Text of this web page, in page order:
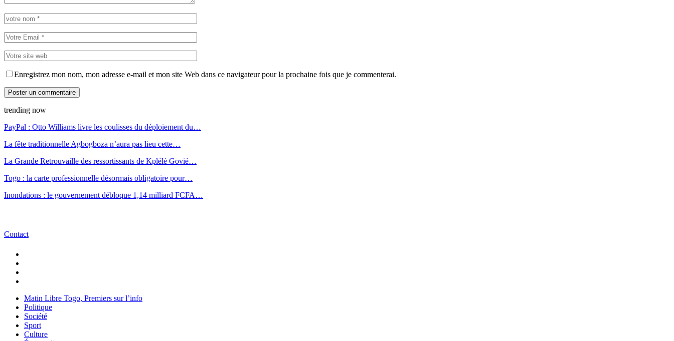
Enregistrez mon nom, mon adresse e-mail et mon site Web dans ce navigateur pour la prochaine fois que je commenterai.
trending now
PayPal : Otto Williams livre les coulisses du déploiement du…
La fête traditionnelle Agbogboza n’aura pas lieu cette…
La Grande Retrouvaille des ressortissants de Kplélé Govié…
Togo : la carte professionnelle désormais obligatoire pour…
Inondations : le gouvernement débloque 1,14 milliard FCFA…
Contact
Matin Libre Togo, Premiers sur l’info
Politique
Société
Sport
Culture